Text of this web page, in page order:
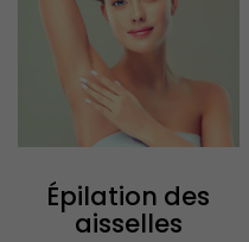
Épilation des
aisselles